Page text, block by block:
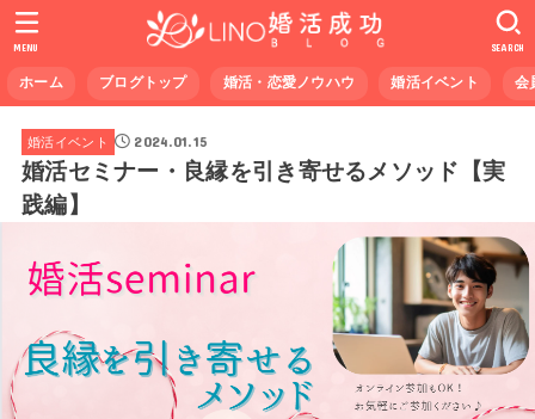
ホーム ブログトップ 婚活・恋愛ノウハウ 婚活イベント 会
SEARCH
MENU
婚活イベント 2024.01.15
婚活セミナー・良縁を引き寄せるメソッド【実
践編】